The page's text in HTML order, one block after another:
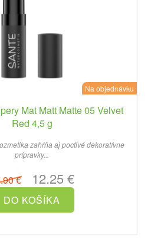
Na objednávku
Mat Matt Matte 05 Velvet
Red 4,5 g
zahŕňa aj poctivé dekoratívne
prípravky...
€12.25 €